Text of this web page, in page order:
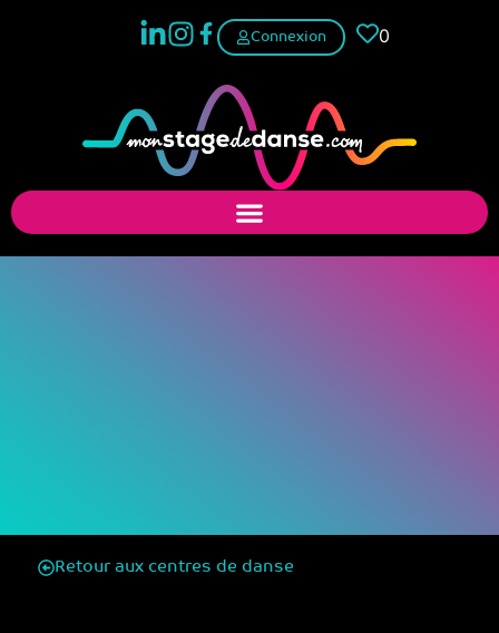
Connexion 0
Retour aux centres de danse